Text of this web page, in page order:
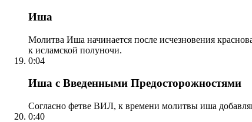
Иша
Молитва Иша начинается после исчезновения
к исламской полуночи.
0:04
Иша с Введенными Предосторожностями
Согласно фетве ВИЛ, к времени молитвы иша
0:40